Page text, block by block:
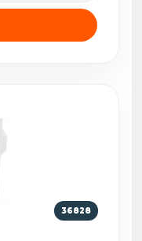
36828